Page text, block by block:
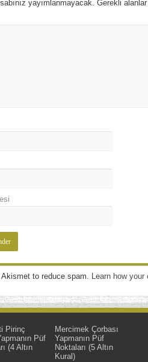
yayımlanmayacak. Gerekli alanlar
to reduce spam. Learn how
Pirinç
Püf
(4 Altın
Mercimek Çorbası
Yapmanın Püf
Noktaları (5 Altın
Kural)